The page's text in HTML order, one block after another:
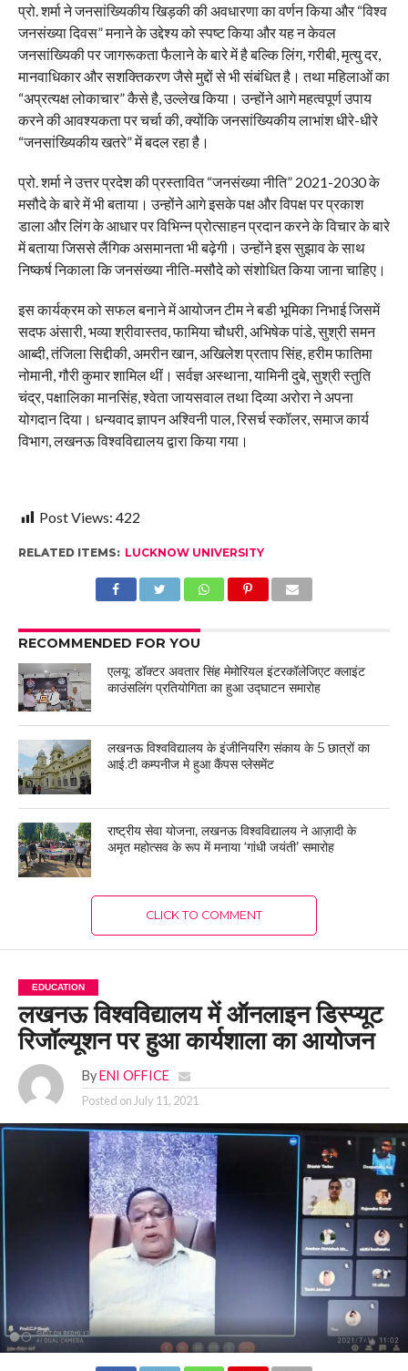
प्रो. शर्मा ने जनसांख्यिकीय खिड़की की अवधारणा का वर्णन किया और “विश्व
जनसंख्या दिवस” मनाने के उद्देश्य को स्पष्ट किया और यह न केवल
जनसांख्यिकी पर जागरूकता फैलाने के बारे में है बल्कि लिंग, गरीबी, मृत्यु दर,
मानवाधिकार और सशक्तिकरण जैसे मुद्दों से भी संबंधित है। तथा महिलाओं का
“अप्रत्यक्ष लोकाचार” कैसे है, उल्लेख किया। उन्होंने आगे महत्वपूर्ण उपाय
करने की आवश्यकता पर चर्चा की, क्योंकि जनसांख्यिकीय लाभांश धीरे-धीरे
“जनसांख्यिकीय खतरे” में बदल रहा है।
प्रो. शर्मा ने उत्तर प्रदेश की प्रस्तावित “जनसंख्या नीति” 2021-2030 के
मसौदे के बारे में भी बताया। उन्होंने आगे इसके पक्ष और विपक्ष पर प्रकाश
डाला और लिंग के आधार पर विभिन्न प्रोत्साहन प्रदान करने के विचार के बारे
में बताया जिससे लैंगिक असमानता भी बढ़ेगी। उन्होंने इस सुझाव के साथ
निष्कर्ष निकाला कि जनसंख्या नीति-मसौदे को संशोधित किया जाना चाहिए।
इस कार्यक्रम को सफल बनाने में आयोजन टीम ने बडी भूमिका निभाई जिसमें
सदफ अंसारी, भव्या श्रीवास्तव, फामिया चौधरी, अभिषेक पांडे, सुश्री समन
आब्दी, तंजिला सिद्दीकी, अमरीन खान, अखिलेश प्रताप सिंह, हरीम फातिमा
नोमानी, गौरी कुमार शामिल थीं। सर्वज्ञ अस्थाना, यामिनी दुबे, सुश्री स्तुति
चंद्र, पक्षालिका मानसिंह, श्वेता जायसवाल तथा दिव्या अरोरा ने अपना
योगदान दिया। धन्यवाद ज्ञापन अश्विनी पाल, रिसर्च स्कॉलर, समाज कार्य
विभाग, लखनऊ विश्वविद्यालय द्वारा किया गया।
Post Views: 422
RELATED ITEMS: LUCKNOW UNIVERSITY
RECOMMENDED FOR YOU
एलयू: डॉक्टर अवतार सिंह मेमोरियल इंटरकॉलेजिएट क्लाइंट
काउंसलिंग प्रतियोगिता का हुआ उद्घाटन समारोह
लखनऊ विश्वविद्यालय के इंजीनियरिंग संकाय के 5 छात्रों का
आई.टी कम्पनीज मे हुआ कैंपस प्लेसमेंट
राष्ट्रीय सेवा योजना, लखनऊ विश्वविद्यालय ने आज़ादी के
अमृत महोत्सव के रूप में मनाया ‘गांधी जयंती’ समारोह
CLICK TO COMMENT
EDUCATION
लखनऊ विश्वविद्यालय में ऑनलाइन डिस्प्यूट
रिजॉल्यूशन पर हुआ कार्यशाला का आयोजन
By ENI OFFICE
Posted on July 11, 2021